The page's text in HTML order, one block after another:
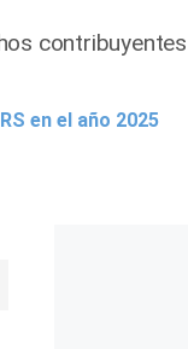
en el año 2025